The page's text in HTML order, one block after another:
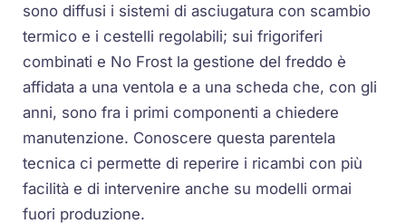
sono diffusi i sistemi di asciugatura con scambio
termico e i cestelli regolabili; sui frigoriferi
combinati e No Frost la gestione del freddo è
affidata a una ventola e a una scheda che, con gli
anni, sono fra i primi componenti a chiedere
manutenzione. Conoscere questa parentela
tecnica ci permette di reperire i ricambi con più
facilità e di intervenire anche su modelli ormai
fuori produzione.